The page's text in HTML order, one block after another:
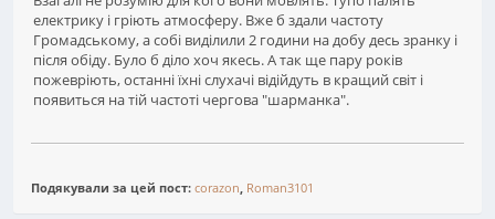
електрику і гріють атмосферу. Вже б здали частоту
Громадському, а собі виділили 2 години на добу десь зранку і
після обіду. Було б діло хоч якесь. А так ще пару років
пожевріють, останні їхні слухачі відійдуть в кращий світ і
появиться на тій частоті чергова "шарманка".
Подякували за цей пост: corazon Roman3101